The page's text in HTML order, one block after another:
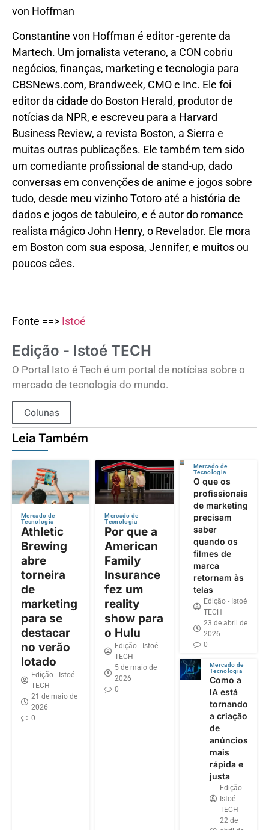
Constantine von Hoffman é editor -gerente da
Martech. Um jornalista veterano, a CON cobriu
negócios, finanças, marketing e tecnologia para
CBSNews.com, Brandweek, CMO e Inc. Ele foi
editor da cidade do Boston Herald, produtor de
notícias da NPR, e escreveu para a Harvard
Business Review, a revista Boston, a Sierra e
muitas outras publicações. Ele também tem sido
um comediante profissional de stand-up, dado
conversas em convenções de anime e jogos sobre
tudo, desde meu vizinho Totoro até a história de
dados e jogos de tabuleiro, e é autor do romance
realista mágico John Henry, o Revelador. Ele mora
em Boston com sua esposa, Jennifer, e muitos ou
poucos cães.
Fonte ==> Istoé
Edição - Istoé TECH
O Portal Isto é Tech é um portal de notícias sobre o
mercado de tecnologia do mundo.
Colunas
Leia Também
Mercado de
Tecnologia
Athletic
Brewing
abre
torneira
de
marketing
para se
destacar
no verão
lotado
Edição - Istoé
TECH
21 de maio de
2026
0
Mercado de
Tecnologia
Por que a
American
Family
Insurance
fez um
reality
show para
o Hulu
Edição - Istoé
TECH
5 de maio de
2026
0
Mercado de
Tecnologia
O que os
profissionais
de marketing
precisam
saber
quando os
filmes de
marca
retornam às
telas
Edição - Istoé
TECH
23 de abril de
2026
0
Mercado de
Tecnologia
Como a
IA está
tornando
a criação
de
anúncios
mais
rápida e
justa
Edição -
Istoé
TECH
22 de